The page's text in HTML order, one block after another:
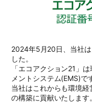
2024年5月20日、当社
した。
「エコアクション21」
メントシステム(EMS)で
当社はこれからも環境
の構築に貢献いたします。